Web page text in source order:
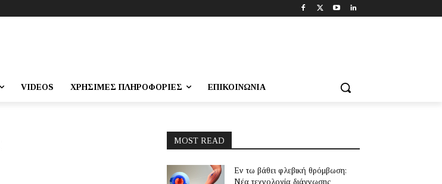
VIDEOS ΧΡΉΣΙΜΕΣ ΠΛΗΡΟΦΟΡΊΕΣ ΕΠΙΚΟΙΝΩΝΊΑ
MOST READ
Εν τω βάθει φλεβική θρόμβωση:
Νέα τεχνολογία διάγνωσης